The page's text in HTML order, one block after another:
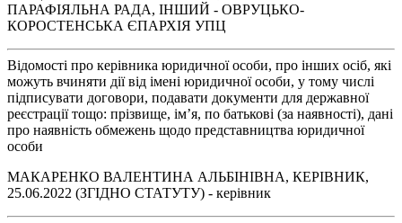
ПАРАФІЯЛЬНА РАДА, ІНШИЙ - ОВРУЦЬКО-
КОРОСТЕНСЬКА ЄПАРХІЯ УПЦ
Відомості про керівника юридичної особи, про інших осіб, які
можуть вчиняти дії від імені юридичної особи, у тому числі
підписувати договори, подавати документи для державної
реєстрації тощо: прізвище, ім’я, по батькові (за наявності), дані
про наявність обмежень щодо представництва юридичної
особи
МАКАРЕНКО ВАЛЕНТИНА АЛЬБІНІВНА, КЕРІВНИК,
25.06.2022 (ЗГІДНО СТАТУТУ) - керівник